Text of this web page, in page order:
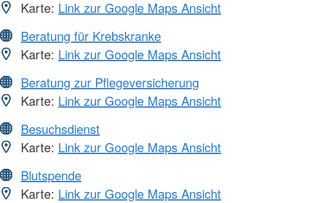
Karte: Link zur Google Maps Ansicht
Beratung für Krebskranke
Karte: Link zur Google Maps Ansicht
Beratung zur Pflegeversicherung
Karte: Link zur Google Maps Ansicht
Besuchsdienst
Karte: Link zur Google Maps Ansicht
Blutspende
Karte: Link zur Google Maps Ansicht